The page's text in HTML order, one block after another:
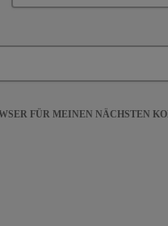
FÜR MEINEN NÄCHSTEN